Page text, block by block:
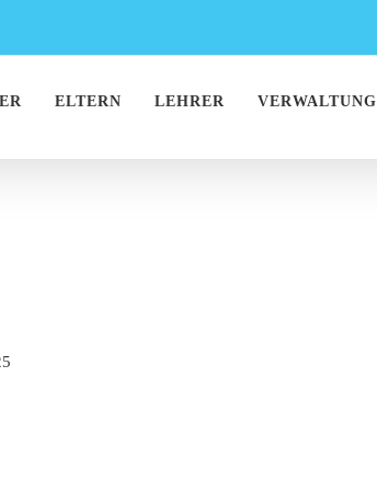
ELTERN LEHRER VERWALTUNG